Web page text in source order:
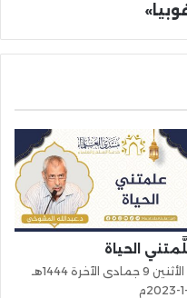
الحياة
الأثنين 9 جمادى الآخرة 1444هـ